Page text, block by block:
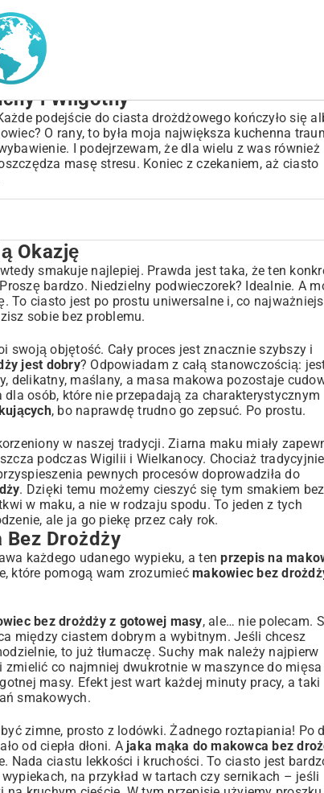
i Wilgotny
podejście do ciasta drożdżowego kończyło się
O rany, to była moja największa kuchenna
I podejrzewam, że dla wielu z was również
masę stresu. Koniec z czekaniem, aż ciasto
Okazję
smakuje najlepiej. Prawda jest taka, że ten
bardzo. Niedzielny podwieczorek? Idealnie. A
To ciasto jest po prostu uniwersalne i, co
sobie bez problemu.
objętość. Cały proces jest znacznie szybszy i
jest dobry? Odpowiadam z całą stanowczością:
delikatny, maślany, a masa makowa pozostaje
dla osób, które nie przepadają za charakterystycznym
, bo naprawdę trudno go zepsuć. Po prostu.
w naszej tradycji. Ziarna maku miały
podczas Wigilii i Wielkanocy. Chociaż tradycyjnie
pewnych procesów doprowadziła do
. Dzięki temu możemy cieszyć się tym smakiem bez
w maku, a nie w rodzaju spodu. To jeden z tych
, ale ja go piekę przez cały rok.
Bez Drożdży
każdego udanego wypieku, a tenprzepis na
które pomogą wam zrozumieć makowiec bez
bez drożdży z gotowej masy, ale… nie polecam.
między ciastem dobrym a wybitnym. Jeśli chcesz
to już tłumaczę. Suchy mak należy najpierw
co najmniej dwukrotnie w maszynce do mięsa
masy. Efekt jest wart każdej minuty pracy, a taki
smakowych.
zimne, prosto z lodówki. Żadnego roztapiania! Po
od ciepła dłoni. A jaka mąka do makowca bez
Nada ciastu lekkości i kruchości. To ciasto jest
na przykład w tartach czy sernikach – jeśli